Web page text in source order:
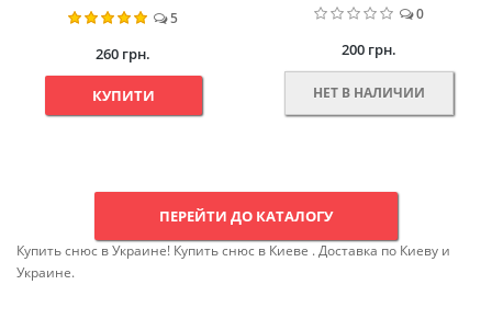
5
260 грн.
КУПИТИ
0
200 грн.
НЕТ В НАЛИЧИИ
ПЕРЕЙТИ ДО КАТАЛОГУ
Купить снюс в Украине! Купить снюс в Киеве . Доставка по Киеву и
Украине.